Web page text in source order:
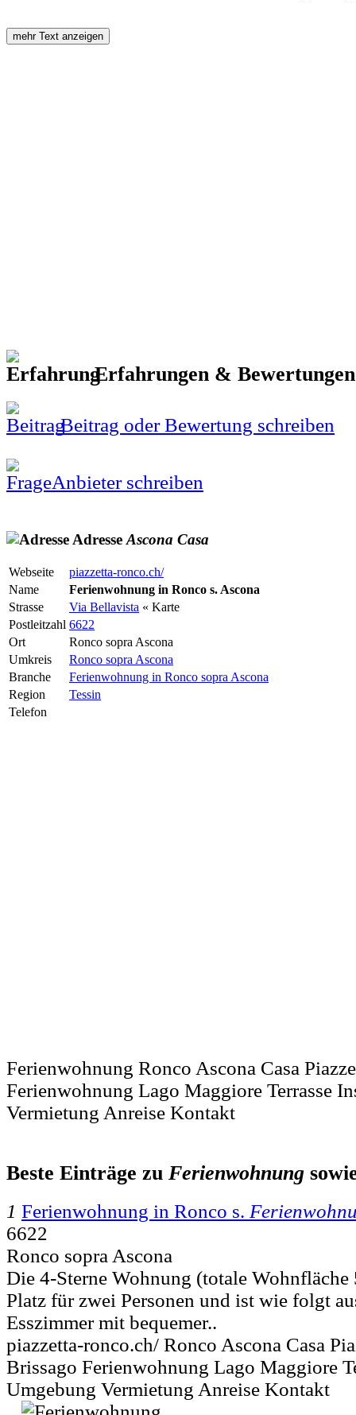
mehr Text anzeigen
Erfahrungen &
Beitrag oder Bewertung schreiben
Anbieter schreiben
Adresse Ascona Casa
Webseite
piazzetta-ronco.ch/
Name
Ferienwohnung in Ronco s. Ascona
Strasse
Via Bellavista « Karte
Postleitzahl 6622
Ort
Ronco sopra Ascona
Umkreis
Ronco sopra Ascona
Branche
Ferienwohnung in Ronco sopra Ascona
Region
Tessin
Telefon
Ferienwohnung Ronco Ascona Casa
Ferienwohnung Lago Maggiore Terrasse
Vermietung Anreise Kontakt
Beste Einträge zu Ferienwohnung
1 Ferienwohnung in Ronco s.
6622
Ronco sopra Ascona
Die 4-Sterne Wohnung (totale Wohnfläche
Platz für zwei Personen und ist wie folgt
Esszimmer mit bequemer..
piazzetta-ronco.ch/ Ronco Ascona Casa
Brissago Ferienwohnung Lago Maggiore
Umgebung Vermietung Anreise Kontakt